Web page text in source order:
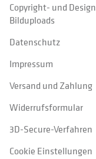
Copyright- und
Bilduploads
Datenschutz
Impressum
Versand und Zahlung
Widerrufsformular
3D-Secure-Verfahren
Cookie Einstellungen